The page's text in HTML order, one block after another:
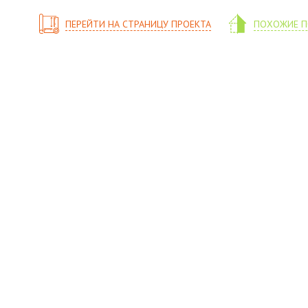
ПЕРЕЙТИ НА СТРАНИЦУ ПРОЕКТА ПОХОЖИЕ